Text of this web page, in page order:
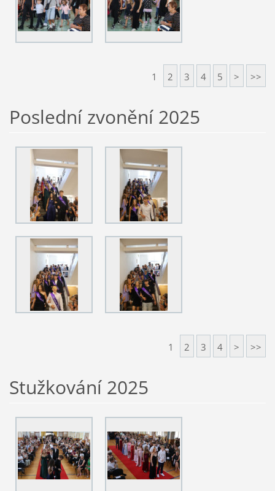
1 2 3 4 5 > >>
Poslední zvonění 2025
1 2 3 4 > >>
Stužkování 2025